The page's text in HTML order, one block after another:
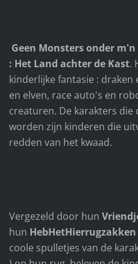
Geen Monsters onder m'n
: Het Land achter de Kast.
kinderlijke fantasie : draken
en elven, race auto's en
creaturen. De karakters
worden zijn kinderen die
redden van het kwaad.
Vergezeld door hun
hun HebHetHierrugzakken
coole spulletjes van de